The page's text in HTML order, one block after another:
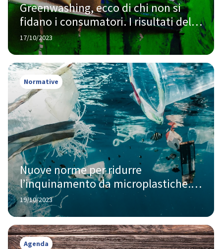
Greenwashing, ecco di chi non si
fidano i consumatori. I risultati della
ricerca globale Kantar
17/10/2023
Normative
Nuove norme per ridurre
l’inquinamento da microplastiche.
Nel mirino dell'UE gli operatori di
pellet di plastica
19/10/2023
Agenda